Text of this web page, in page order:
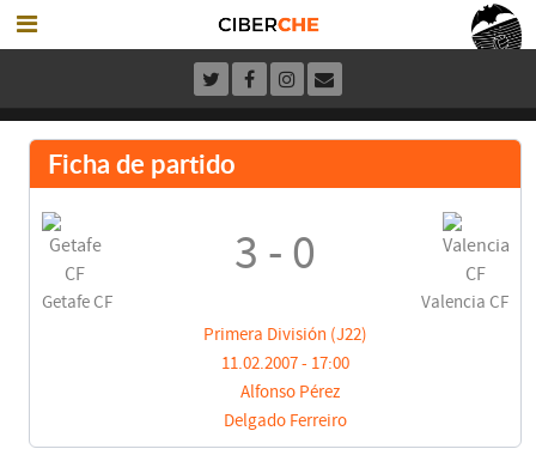
Ficha de partido
Getafe CF
3 - 0
Valencia CF
Primera División (J22)
11.02.2007 - 17:00
Alfonso Pérez
Delgado Ferreiro